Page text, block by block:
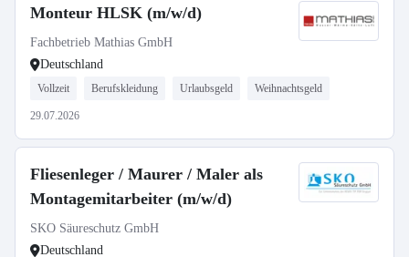
Monteur HLSK (m/w/d)
Fachbetrieb Mathias GmbH
Deutschland
Vollzeit Berufskleidung Urlaubsgeld Weihnachtsgeld
29.07.2026
Fliesenleger / Maurer / Maler als
Montagemitarbeiter (m/w/d)
SKO Säureschutz GmbH
Deutschland